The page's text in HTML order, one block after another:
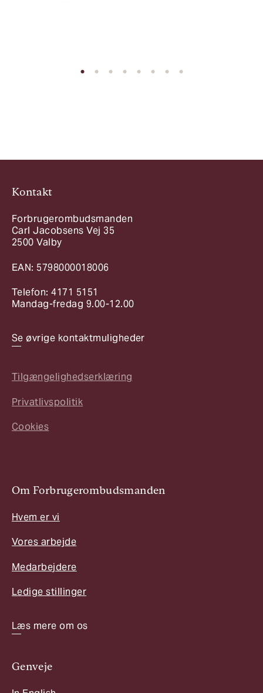
• • • • • • • •
Kontakt
Forbrugerombudsmanden
Carl Jacobsens Vej 35
2500 Valby
EAN: 5798000018006
Telefon: 4171 5151
Mandag-fredag 9.00-12.00
Se øvrige kontaktmuligheder
Tilgængelighedserklæring
Privatlivspolitik
Cookies
Om Forbrugerombudsmanden
Hvem er vi
Vores arbejde
Medarbejdere
Ledige stillinger
Læs mere om os
Genveje